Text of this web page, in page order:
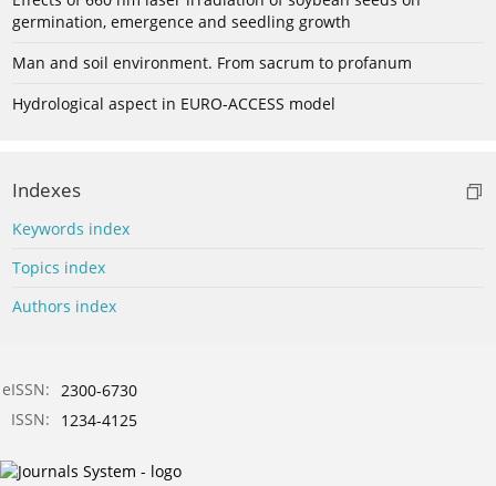
germination, emergence and seedling growth
Man and soil environment. From sacrum to profanum
Hydrological aspect in EURO-ACCESS model
Indexes
Keywords index
Topics index
Authors index
eISSN: 2300-6730
ISSN:
1234-4125